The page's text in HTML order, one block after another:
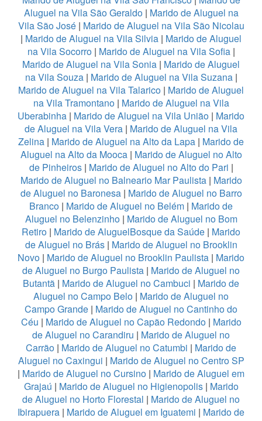
Aluguel na Vila São Geraldo| Marido de Aluguel na
Vila São José| Marido de Aluguel na Vila São Nicolau
| Marido de Aluguel na Vila Silvia | Marido de Aluguel
na Vila Socorro| Marido de Aluguel na Vila Sofia|
Marido de Aluguel na Vila Sonia | Marido de Aluguel
na Vila Souza| Marido de Aluguel na Vila Suzana|
Marido de Aluguel na Vila Talarico | Marido de Aluguel
na Vila Tramontano| Marido de Aluguel na Vila
Uberabinha | Marido de Aluguel na Vila União | Marido
de Aluguel na Vila Vera | Marido de Aluguel na Vila
Zelina | Marido de Aluguel na Alto da Lapa | Marido de
Aluguel na Alto da Mooca| Marido de Aluguel no Alto
de Pinheiros| Marido de Aluguel no Alto do Pari |
Marido de Aluguel no Balneario Mar Paulista| Marido
de Aluguel no Baronesa| Marido de Aluguel no Barro
Branco | Marido de Aluguel no Belém | Marido de
Aluguel no Belenzinho| Marido de Aluguel no Bom
Retiro | Marido de AluguelBosque da Saúde | Marido
de Aluguel no Brás| Marido de Aluguel no Brooklin
Novo | Marido de Aluguel no Brooklin Paulista | Marido
de Aluguel no Burgo Paulista | Marido de Aluguel no
Butantã | Marido de Aluguel no Cambuci | Marido de
Aluguel no Campo Belo | Marido de Aluguel no
Campo Grande | Marido de Aluguel no Cantinho do
Céu | Marido de Aluguel no Capão Redondo| Marido
de Aluguel no Carandiru | Marido de Aluguel no
Carrão | Marido de Aluguel no Catumbi | Marido de
Aluguel no Caxingui | Marido de Aluguel no Centro SP
| Marido de Aluguel no Cursino | Marido de Aluguel em
Grajaú | Marido de Aluguel no Higienopolis| Marido
de Aluguel no Horto Florestal | Marido de Aluguel no
Ibirapuera | Marido de Aluguel em Iguatemi | Marido de